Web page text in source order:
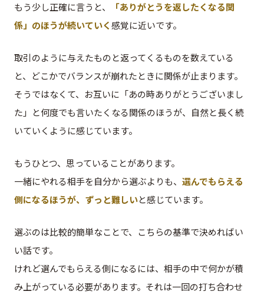
もう少し正確に言うと、
「ありがとうを返したくなる関
係」のほうが続いていく感覚に近いです。
取引のように与えたものと返ってくるものを数えている
と、どこかでバランスが崩れたときに関係が止まります。
そうではなくて、お互いに「あの時ありがとうございまし
た」と何度でも言いたくなる関係のほうが、自然と長く続
いていくように感じています。
もうひとつ、思っていることがあります。
一緒にやれる相手を自分から選ぶよりも、 選んでもらえる
側になるほうが、ずっと難しいと感じています。
選ぶのは比較的簡単なことで、こちらの基準で決めればい
い話です。
けれど選んでもらえる側になるには、相手の中で何かが積
み上がっている必要があります。それは一回の打ち合わせ